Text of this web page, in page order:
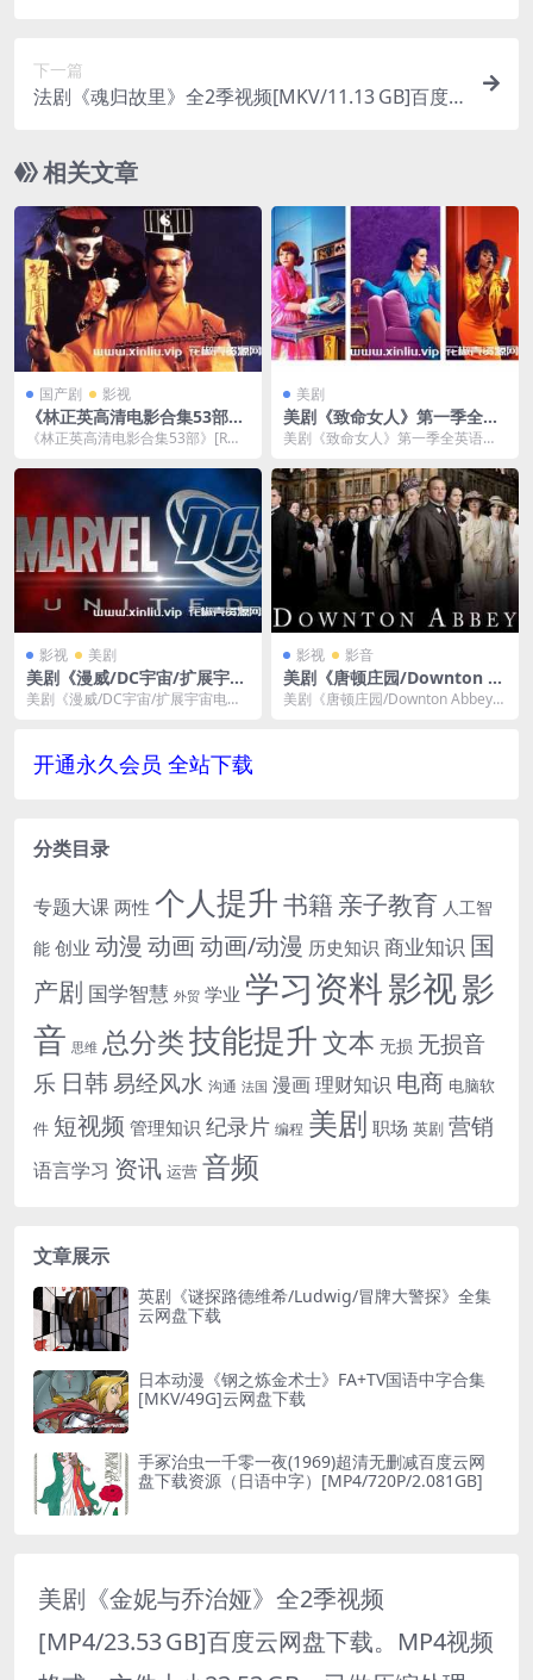
下一篇
法剧《魂归故里》全2季视频[MKV/11.13 GB]百度
相关文章
国产剧 影视
《林正英高清电影合集53部》
[RMVB/MKV/MP4/127.90G
《林正英高清电影合集53部》[RMV
美剧
美剧《致命女人》第一季全英
语中文字幕[MP4/6.78GB]百
美剧《致命女人》第一季全英语中
载，视频...
影视 美剧
美剧《漫威/DC宇宙/扩展宇宙
电影/剧集》83部合集-百度云
美剧《漫威/DC宇宙/扩展宇宙电影/
影视 影音
美剧《唐顿庄园/Downton A
bbey》全1-6季高清英音中字
美剧《唐顿庄园/Downton Abbey》
开通永久会员 全站下载
分类目录
专题大课 两性 个人提升书籍 亲子教育 人工智
能 创业 动漫 动画动画/动漫 历史知识 商业知识 国
产剧 国学智慧 外贸 学业 学习资料影视影
音 思维 总分类技能提升文本 无损 无损音
乐 日韩易经风水 沟通 法国 漫画理财知识 电商 电脑软
件 短视频 管理知识 纪录片 编程 美剧 职场 英剧 营销
语言学习 资讯 运营 音频
文章展示
英剧《谜探路德维希/Ludwig/冒牌大警探》全集
云网盘下载
日本动漫《钢之炼金术士》FA+TV国语中字合集
[MKV/49G]云网盘下载
手冢治虫一千零一夜(1969)超清无删减百度云网
盘下载资源（日语中字）[MP4/720P/2.081GB]
美剧《金妮与乔治娅》全2季视频
[MP4/23.53 GB]百度云网盘下载。MP4视频